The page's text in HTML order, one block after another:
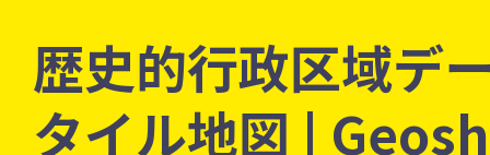
歴史的行政区域デ
タイル地図 |